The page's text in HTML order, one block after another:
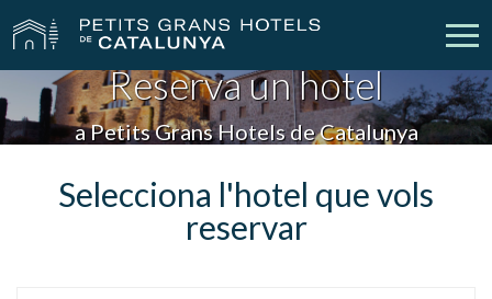
Els Nostres Hotels Escapades
Casaments
Descobreix Catalunya
Reserva un hotel
a Petits Grans Hotels de Catalunya
Selecciona l'hotel que vols
reservar